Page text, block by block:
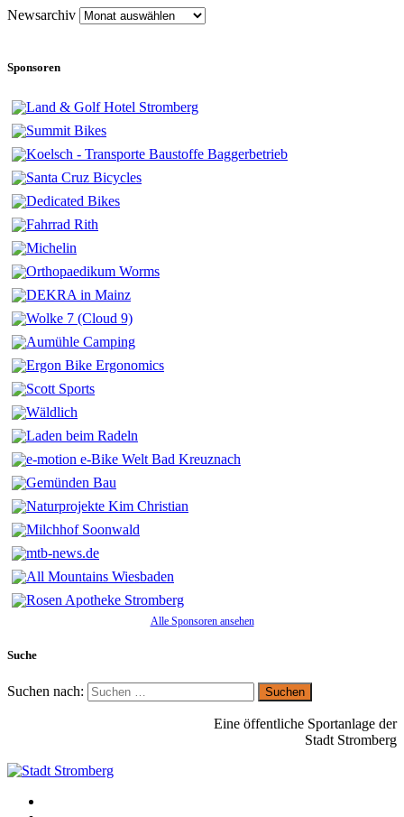
Newsarchiv
Sponsoren
Alle Sponsoren ansehen
Suche
Suchen nach:
Eine öffentliche Sportanlage der
Stadt Stromberg